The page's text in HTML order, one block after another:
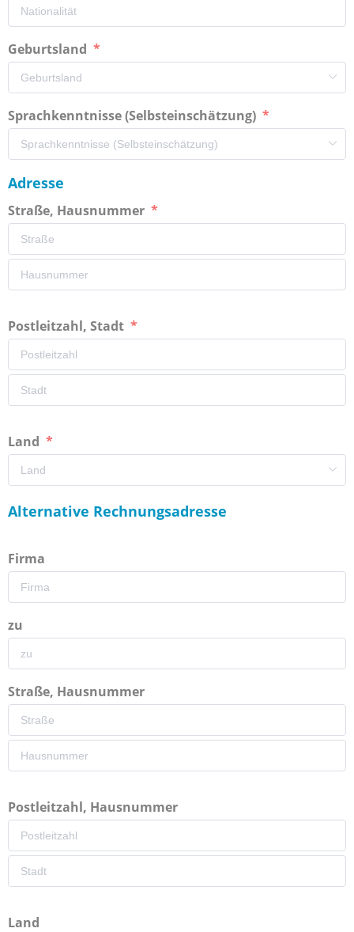
Geburtsland
Sprachkenntnisse (Selbsteinschätzung)
Adresse
Straße, Hausnummer
Postleitzahl, Stadt
Land
Alternative Rechnungsadresse
Firma
zu
Straße, Hausnummer
Postleitzahl, Hausnummer
Land